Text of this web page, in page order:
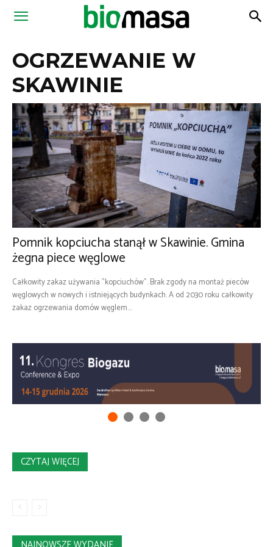
Magazyn
OGRZEWANIE W
SKAWINIE
Pomnik kopciucha stanął w Skawinie. Gmina
żegna piece węglowe
Całkowity zakaz używania "kopciuchów". Brak zgody na montaż pieców
węglowych w nowych i istniejących budynkach. A od 2030 roku całkowity
zakaz ogrzewania domów węglem....
CZYTAJ WIĘCEJ